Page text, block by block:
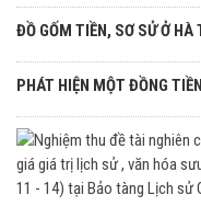
ĐỒ GỐM TIỀN, SƠ SỬ Ở HÀ
PHÁT HIỆN MỘT ĐỒNG